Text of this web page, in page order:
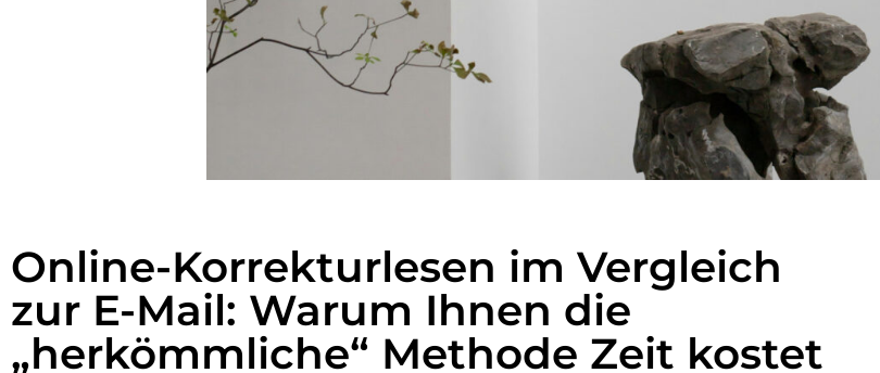
Online-Korrekturlesen im Vergleich
zur E-Mail: Warum Ihnen die
„herkömmliche“ Methode Zeit kostet